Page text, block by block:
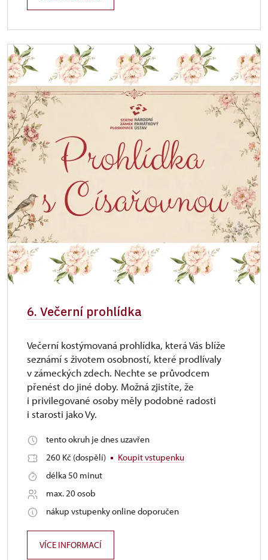
6. Večerní prohlídka
Večerní kostýmovaná prohlídka, která Vás blíže
seznámí s životem osobností, které prodlívaly
v zámeckých zdech. Nechte se průvodcem
přenést do jiné doby. Možná zjistíte, že
i privilegované osoby měly podobné radosti
i starosti jako Vy.
tento okruh je dnes uzavřen
260 Kč (dospělí)
Koupit vstupenku
délka 50 minut
max. 20 osob
nákup vstupenky online doporučen
VÍCE INFORMACÍ